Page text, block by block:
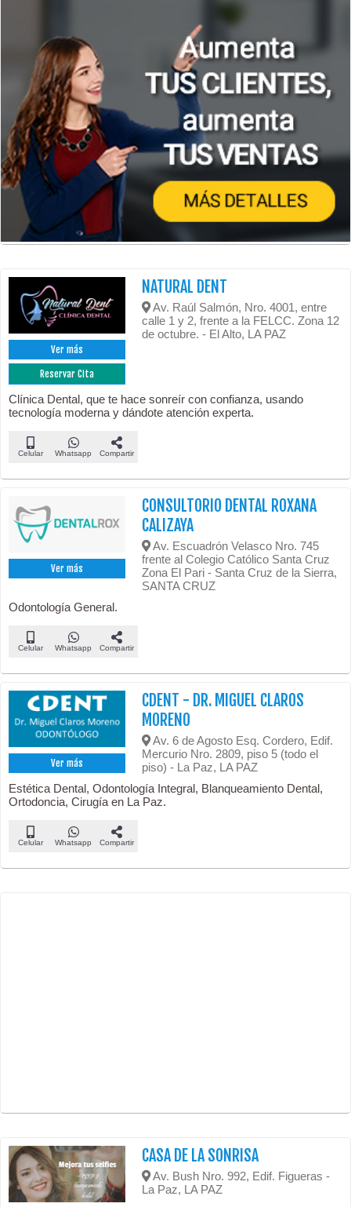
Ver más
Reservar Cita
NATURAL DENT
Av. Raúl Salmón, Nro. 4001, entre
calle 1 y 2, frente a la FELCC. Zona 12
de octubre. - El Alto, LA PAZ
Clínica Dental, que te hace sonreír con confianza, usando
tecnología moderna y dándote atención experta.
Celular Whatsapp Compartir
Ver más
CONSULTORIO DENTAL ROXANA
CALIZAYA
Av. Escuadrón Velasco Nro. 745
frente al Colegio Católico Santa Cruz
Zona El Pari - Santa Cruz de la Sierra,
SANTA CRUZ
Odontología General.
Celular Whatsapp Compartir
Ver más
CDENT - DR. MIGUEL CLAROS
MORENO
Av. 6 de Agosto Esq. Cordero, Edif.
Mercurio Nro. 2809, piso 5 (todo el
piso) - La Paz, LA PAZ
Estética Dental, Odontología Integral, Blanqueamiento Dental,
Ortodoncia, Cirugía en La Paz.
Celular Whatsapp Compartir
CASA DE LA SONRISA
Av. Bush Nro. 992, Edif. Figueras -
La Paz, LA PAZ